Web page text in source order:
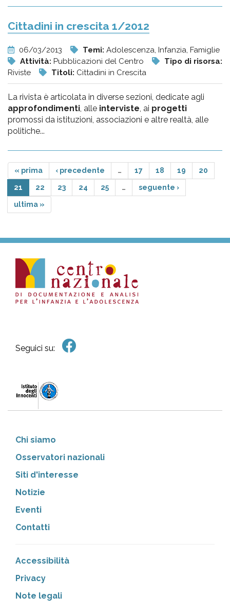
Cittadini in crescita 1/2012
06/03/2013 Temi: Adolescenza, Infanzia, Famiglie
Attività: Pubblicazioni del Centro
Tipo di risorsa:
Riviste
Titoli: Cittadini in Crescita
La rivista è articolata in diverse sezioni, dedicate agli
approfondimenti, alle interviste, ai progetti
promossi da istituzioni, associazioni e altre realtà, alle
politiche...
« prima ‹ precedente … 17 18 19 20
21 22 23 24 25 … seguente ›
ultima »
Seguici su:
Chi siamo
Osservatori nazionali
Siti d'interesse
Notizie
Eventi
Contatti
Accessibilità
Privacy
Note legali